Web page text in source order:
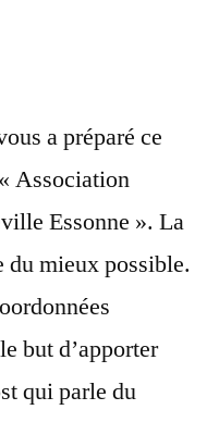
a préparé ce
Association
Essonne ». La
du mieux possible.
but d’apporter
qui parle du